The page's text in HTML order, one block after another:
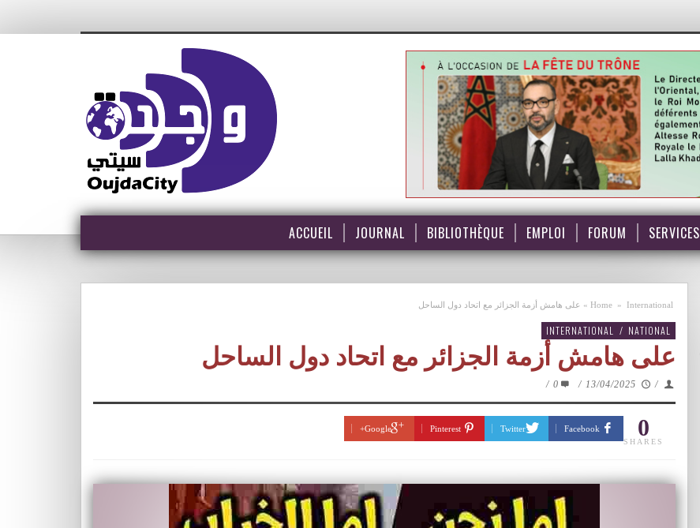
ACCUEIL JOURNAL BIBLIOTHÈQUE EMPLOI FORUM SERVICES
Home » International
» على هامش أزمة الجزائر مع اتحاد دول الساحل
INTERNATIONAL / NATIONAL
على هامش أزمة الجزائر مع اتحاد دول الساحل
/
13/04/2025
/
0
/
0
SHARES
Facebook
Twitter
Pinterest
Google+